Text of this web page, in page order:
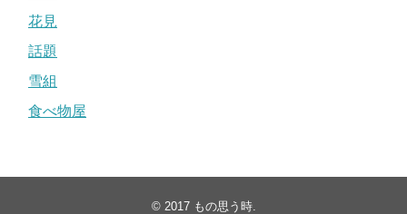
花見
話題
雪組
食べ物屋
© 2017 もの思う時.